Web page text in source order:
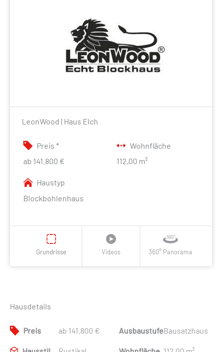
LeonWood | Haus Elch
Preis *
ab 141.800 €
Wohnfläche
112,00 m²
Haustyp
Blockbohlenhaus
Grundrisse Videos 360° Panorama
Hausdetails
Preis ab 141.800 € AusbaustufeBausatzhaus